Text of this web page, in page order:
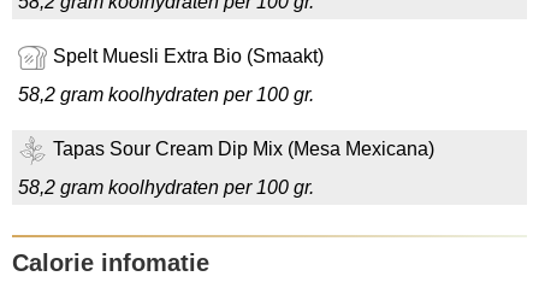
Spelt Muesli Extra Bio (Smaakt)
58,2 gram koolhydraten per 100 gr.
Tapas Sour Cream Dip Mix (Mesa Mexicana)
58,2 gram koolhydraten per 100 gr.
Calorie infomatie